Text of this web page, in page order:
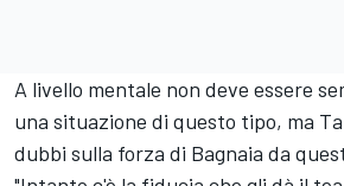
A livello mentale non deve essere
una situazione di questo tipo, ma
dubbi sulla forza di Bagnaia da